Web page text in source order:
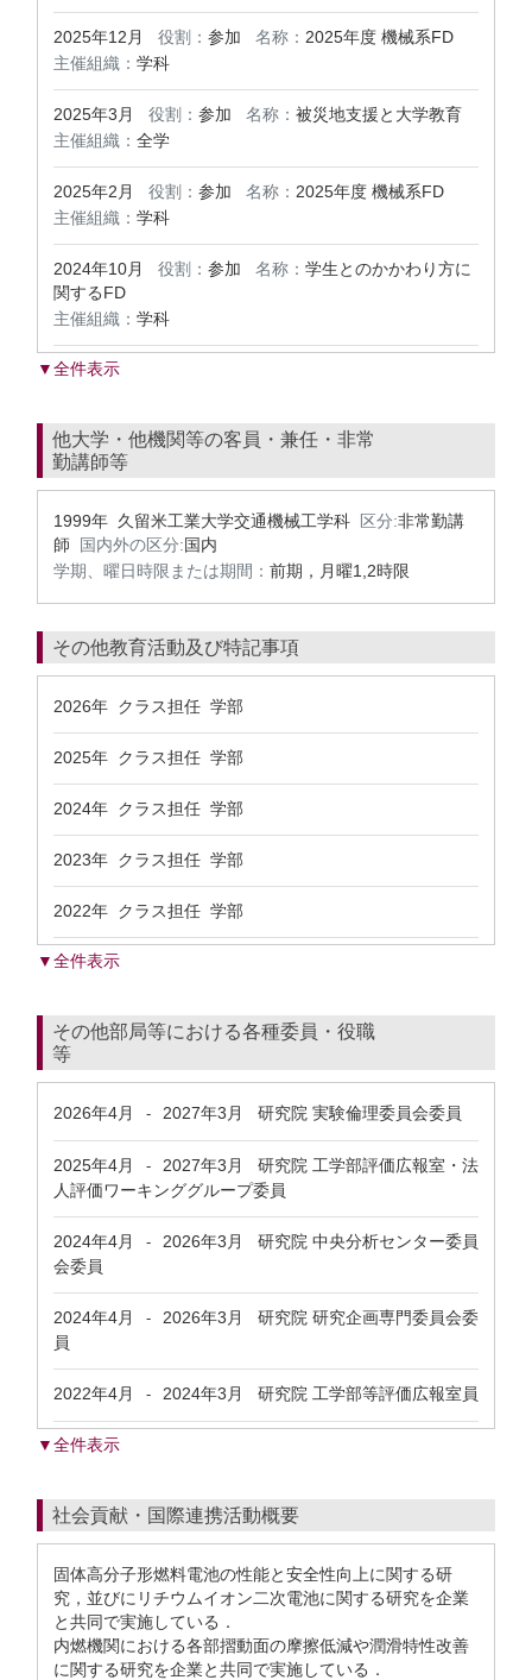
2025年12月 役割： 参加 名称： 2025年度 機械系FD
主催組織： 学科
2025年3月 役割： 参加 名称： 被災地支援と大学教育
主催組織： 全学
2025年2月 役割： 参加 名称： 2025年度 機械系FD
主催組織： 学科
2024年10月 役割： 参加 名称： 学生とのかかわり方に
関するFD
主催組織： 学科
▼全件表示
他大学・他機関等の客員・兼任・非常
勤講師等
1999年 久留米工業大学交通機械工学科 区分:非常勤講
師
国内外の区分:国内
学期、曜日時限または期間： 前期，月曜1,2時限
その他教育活動及び特記事項
2026年 クラス担任 学部
2025年 クラス担任 学部
2024年 クラス担任 学部
2023年 クラス担任 学部
2022年 クラス担任 学部
▼全件表示
その他部局等における各種委員・役職
等
2026年4月 - 2027年3月 研究院 実験倫理委員会委員
2025年4月 - 2027年3月
研究院 工学部評価広報室・法
人評価ワーキンググループ委員
2024年4月 - 2026年3月
研究院 中央分析センター委員
会委員
2024年4月 - 2026年3月
研究院 研究企画専門委員会委
員
2022年4月 - 2024年3月 研究院 工学部等評価広報室員
▼全件表示
社会貢献・国際連携活動概要
固体高分子形燃料電池の性能と安全性向上に関する研
究，並びにリチウムイオン二次電池に関する研究を企業
と共同で実施している．
内燃機関における各部摺動面の摩擦低減や潤滑特性改善
に関する研究を企業と共同で実施している．